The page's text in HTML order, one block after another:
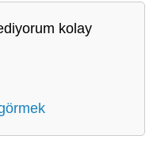
kolay